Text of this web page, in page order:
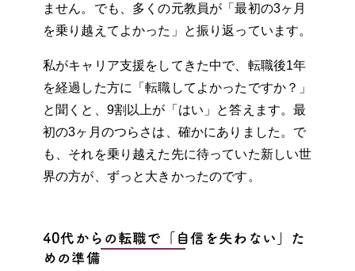
ません。でも、多くの元教員が「最初の3ヶ月
を乗り越えてよかった」と振り返っています。
私がキャリア支援をしてきた中で、転職後1年
を経過した方に「転職してよかったですか？」
と聞くと、9割以上が「はい」と答えます。最
初の3ヶ月のつらさは、確かにありました。で
も、それを乗り越えた先に待っていた新しい世
界の方が、ずっと大きかったのです。
40代からの転職で「自信を失わない」た
めの準備